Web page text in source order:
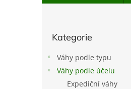
kategorie
Kategorie
Váhy podle typu
Váhy podle účelu
Expediční váhy